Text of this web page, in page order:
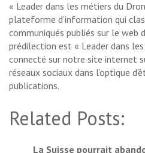
« Leader dans les métiers du
plateforme d’information qui
communiqués publiés sur le web
prédilection est « Leader dans
connecté sur notre site internet
réseaux sociaux dans l’optique
publications.
Related Posts:
La Suisse pourrait